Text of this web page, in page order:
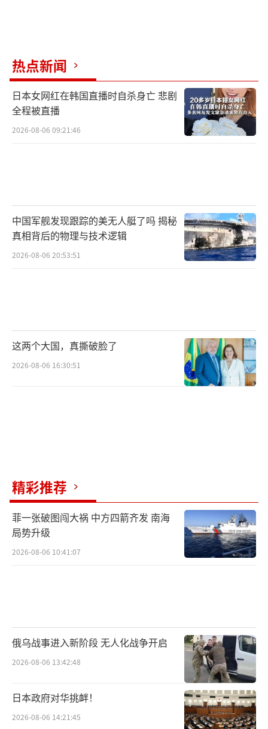
热点新闻
日本女网红在韩国直播时自杀身亡 悲剧
全程被直播
2026-08-06 09:21:46
中国军舰发现跟踪的美无人艇了吗 揭秘
真相背后的物理与技术逻辑
2026-08-06 20:53:51
这两个大国，真撕破脸了
2026-08-06 16:30:51
精彩推荐
菲一张破图闯大祸 中方四箭齐发 南海
局势升级
2026-08-06 10:41:07
俄乌战事进入新阶段 无人化战争开启
2026-08-06 13:42:48
日本政府对华挑衅！
2026-08-06 14:21:45